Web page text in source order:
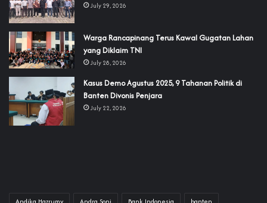
July 29, 2026
‎Warga Rancapinang Terus Kawal Gugatan Lahan
yang Diklaim TNI‎‎
July 28, 2026
‎Kasus Demo Agustus 2025, 9 Tahanan Politik di
Banten Divonis Penjara
July 22, 2026